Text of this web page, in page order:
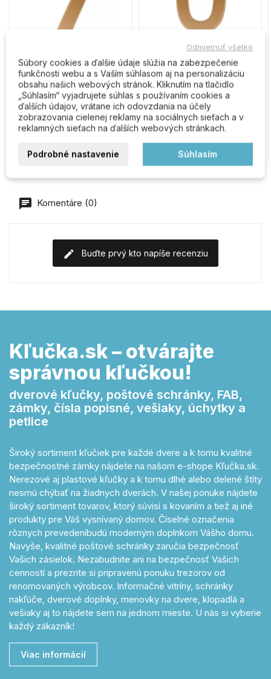
RN.75L.MD číslo "7"
75mm medené
3,40 €
RN.75L.MD číslo "0"
75mm medené
3,40 €
Do košíka
Komentáre (0)
Buďte prvý kto napíše recenziu
Kľučka.sk – otvárajte
správnou kľučkou!
dverové kľučky, poštové schránky, FAB,
zámky, čísla popisné, vešiaky, úchytky a
petlice
Široký sortiment kľučiek pre každé dvere a k tomu kvalitné
bezpečnostné zámky nájdete na našom e-shope Kľučka.sk.
Nerezové aj plastové kľučky a k tomu dlhé alebo delené štíty
nesmú chýbať na žiadnych dverách. V našej ponuke nájdete
široký sortiment tovarov, ktorý súvisí s kovaním a tiež aj iné
produkty pre Váš vysnívaný domov. Číselné označenia
rôznych prevedeníbudú moderným doplnkom Vášho domu.
Navyše, kvalitné poštové schránky zaručia bezpečnosť
Vašich zásielok. Nezabudnite ani na bezpečnosť Vašich
cenností a prezrite si pripravenú ponuku trezorov od
renomovaných výrobcov. Informačné vitríny, schránky
nakľúče, dverové doplnky, menovky na dvere, klopadlá a
vešiaky aj to nájdete sem na jednom mieste. U nás si vyberie
každý zákazník!
Viac informácií
Odmietnuť všetko
Súbory cookies a ďalšie údaje slúžia na zabezpečenie
funkčnosti webu a s Vaším súhlasom aj na personalizáciu
obsahu našich webových stránok. Kliknutím na tlačidlo
„Súhlasím“ vyjadrujete súhlas s používaním cookies a
ďalších údajov, vrátane ich odovzdania na účely
zobrazovania cielenej reklamy na sociálnych sieťach a v
reklamných sieťach na ďalších webových stránkach.
Podrobné nastavenie Súhlasím